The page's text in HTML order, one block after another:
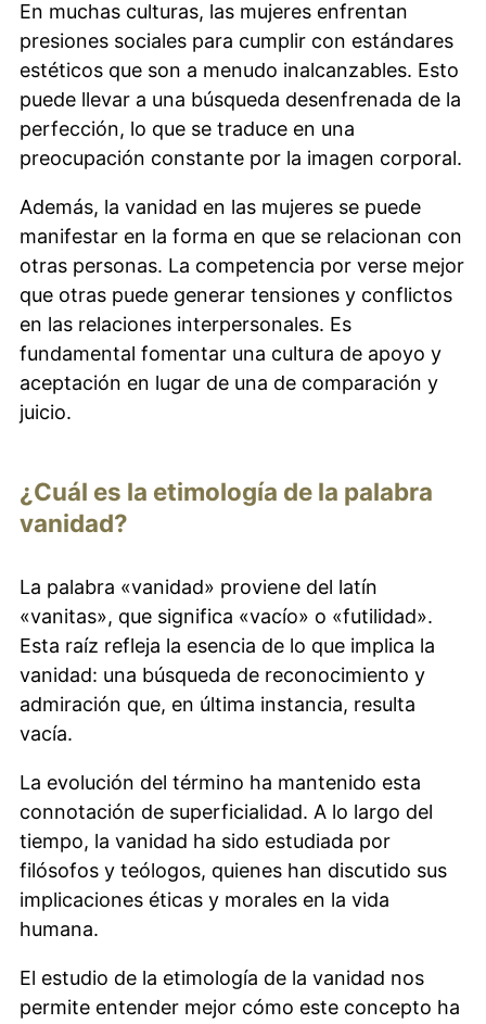
En muchas culturas, las mujeres enfrentan
presiones sociales para cumplir con estándares
estéticos que son a menudo inalcanzables. Esto
puede llevar a una búsqueda desenfrenada de la
perfección, lo que se traduce en una
preocupación constante por la imagen corporal.
Además, la vanidad en las mujeres se puede
manifestar en la forma en que se relacionan con
otras personas. La competencia por verse mejor
que otras puede generar tensiones y conflictos
en las relaciones interpersonales. Es
fundamental fomentar una cultura de apoyo y
aceptación en lugar de una de comparación y
juicio.
¿Cuál es la etimología de la palabra
vanidad?
La palabra «vanidad» proviene del latín
«vanitas», que significa «vacío» o «futilidad».
Esta raíz refleja la esencia de lo que implica la
vanidad: una búsqueda de reconocimiento y
admiración que, en última instancia, resulta
vacía.
La evolución del término ha mantenido esta
connotación de superficialidad. A lo largo del
tiempo, la vanidad ha sido estudiada por
filósofos y teólogos, quienes han discutido sus
implicaciones éticas y morales en la vida
humana.
El estudio de la etimología de la vanidad nos
permite entender mejor cómo este concepto ha